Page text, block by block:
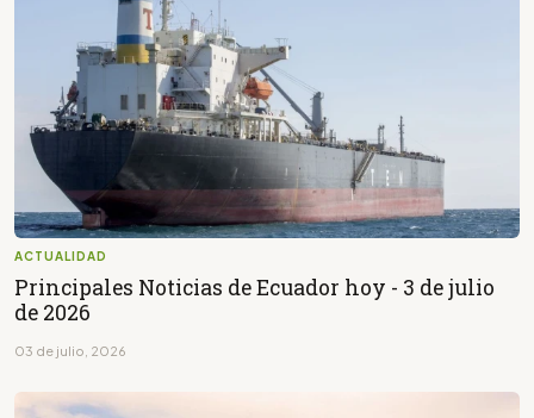
ACTUALIDAD
Principales Noticias de Ecuador hoy - 3 de julio
de 2026
03 de julio, 2026